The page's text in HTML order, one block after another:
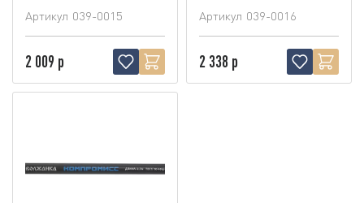
Артикул 039-0015
2 009 р
Артикул 039-0016
2 338 р